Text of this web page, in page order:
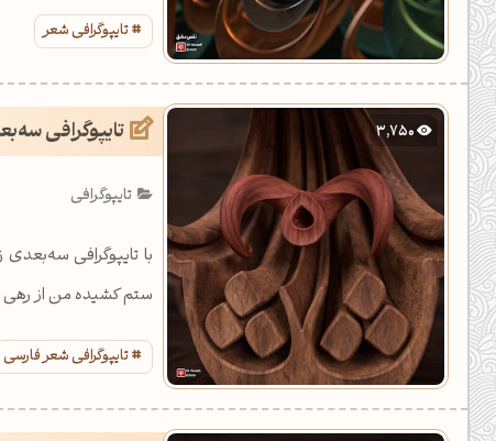
تایپوگرافی شعر
3,750 تایپوگرافی
تایپوگرافی
با تایپوگرافی
ستم کشیده من از رهی
تایپوگرافی شعر فارسی